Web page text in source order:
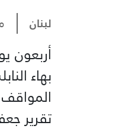
لبنان
أربعون
بهاء
تقرير